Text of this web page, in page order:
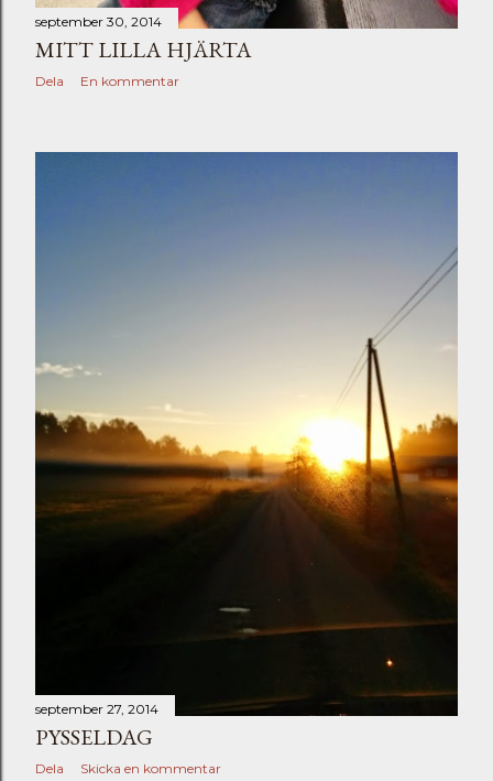
september 30, 2014
MITT LILLA HJÄRTA
Dela En kommentar
september 27, 2014
PYSSELDAG
Dela Skicka en kommentar